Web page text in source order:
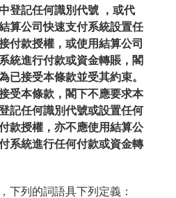
登記任何識別代號 ，或代
算公司快速支付系統設置任
付款授權，或使用結算公司
統進行付款或資金轉賬，閣
已接受本條款並受其約束。
受本條款，閣下不應要求本
記任何識別代號或設置任何
款授權，亦不應使用結算公
系統進行任何付款或資金轉
下列的詞語具下列定義：